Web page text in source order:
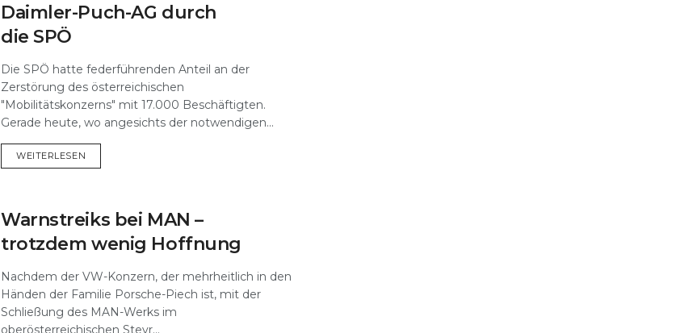
Daimler-Puch-AG durch
die SPÖ
Die SPÖ hatte federführenden Anteil an der
Zerstörung des österreichischen
"Mobilitätskonzerns" mit 17.000 Beschäftigten.
Gerade heute, wo angesichts der notwendigen...
WEITERLESEN
Warnstreiks bei MAN –
trotzdem wenig Hoffnung
Nachdem der VW-Konzern, der mehrheitlich in den
Händen der Familie Porsche-Piech ist, mit der
Schließung des MAN-Werks im
oberösterreichischen Steyr...